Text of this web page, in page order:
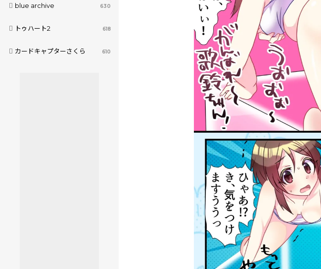
blue archive 630
トゥハート2 618
カードキャプターさくら 610